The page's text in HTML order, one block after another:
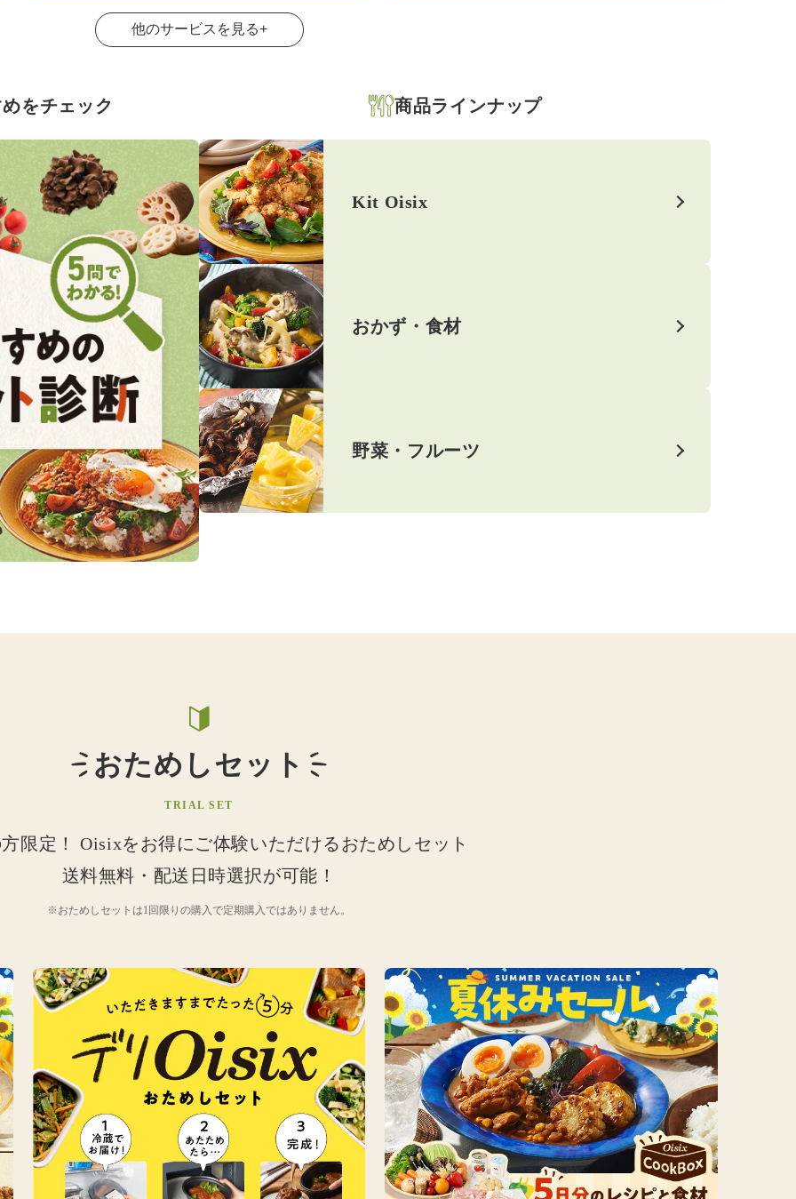
他のサービスを見る+
をチェック 商品ラインナップ
Kit Oisix
おかず・食材
野菜・フルーツ
おためしセット
TRIAL SET
限定！
Oisixをお得にご体験いただけるおためしセット
送料無料・配送日時選択が可能！
※おためしセットは1回限りの購入で定期購入ではありません。